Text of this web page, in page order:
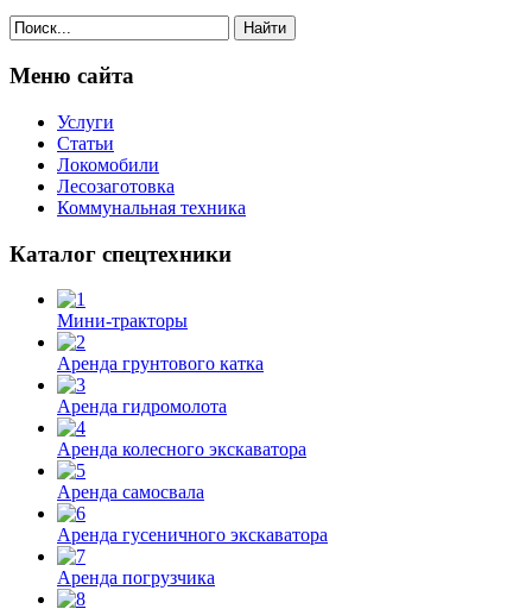
Найти
Меню сайта
Услуги
Статьи
Локомобили
Лесозаготовка
Коммунальная техника
Каталог спецтехники
Мини-тракторы
Аренда грунтового катка
Аренда гидромолота
Аренда колесного экскаватора
Аренда самосвала
Аренда гусеничного экскаватора
Аренда погрузчика